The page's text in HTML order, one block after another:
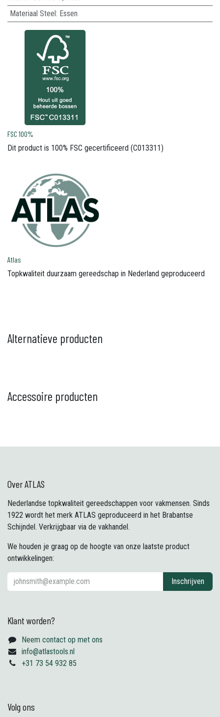
Materiaal Steel: Essen
FSC 100%
Dit product is 100% FSC gecertificeerd (C013311)
Atlas
Topkwaliteit duurzaam gereedschap in Nederland geproduceerd
Alternatieve producten
Accessoire producten
Over ATLAS
Nederlandse topkwaliteit gereedschappen voor vakmensen. Sinds
1922 wordt het merk ATLAS geproduceerd in het Brabantse
Schijndel. Verkrijgbaar via de vakhandel.
We houden je graag op de hoogte van onze laatste product
ontwikkelingen:
Inschrijven
Klant worden?
Neem contact op met ons
info@atlastools.nl
+31 73 54 932 85
Volg ons